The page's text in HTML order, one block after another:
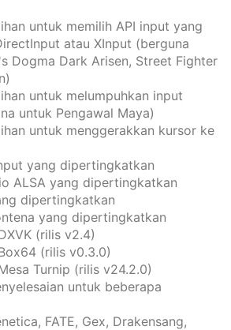
untuk memilih API input yang
atau XInput (berguna
Dogma Dark Arisen, Street Fighter
untuk melumpuhkan input
untuk Pengawal Maya)
untuk menggerakkan kursor ke
yang dipertingkatkan
ALSA yang dipertingkatkan
dipertingkatkan
yang dipertingkatkan
(rilis v2.4)
(rilis v0.3.0)
Turnip (rilis v24.2.0)
untuk beberapa
FATE, Gex, Drakensang,